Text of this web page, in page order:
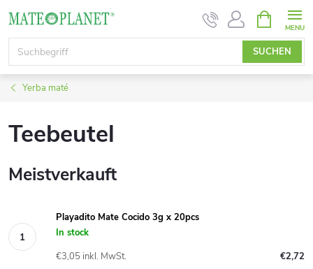
Inhalt
springen
SUCHEN
Yerba maté
Teebeutel
Meistverkauft
Playadito Mate Cocido 3g x 20pcs
In stock
€2,72
€3,05 inkl. MwSt.